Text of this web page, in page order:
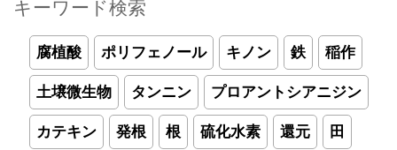
キーワード検索
腐植酸 ポリフェノール キノン 鉄 稲作
土壌微生物 タンニン プロアントシアニジン
カテキン 発根 根 硫化水素 還元 田